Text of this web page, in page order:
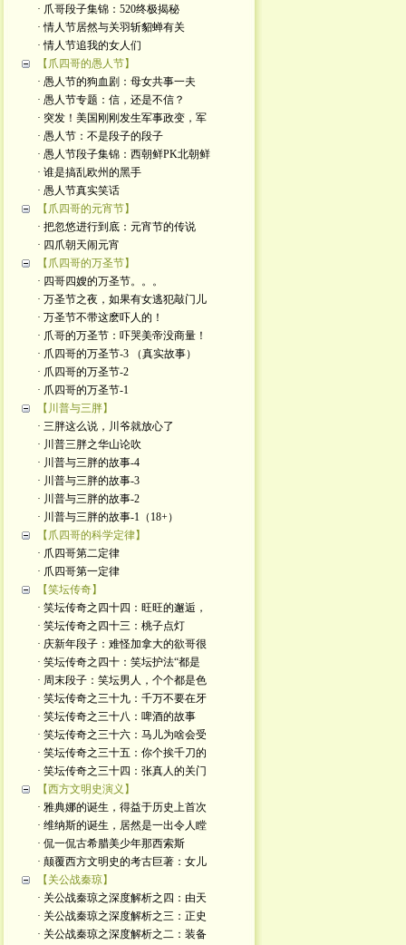
· 爪哥段子集锦：520终极揭秘
· 情人节居然与关羽斩貂蝉有关
· 情人节追我的女人们
【爪四哥的愚人节】
· 愚人节的狗血剧：母女共事一夫
· 愚人节专题：信，还是不信？
· 突发！美国刚刚发生军事政变，军
· 愚人节：不是段子的段子
· 愚人节段子集锦：西朝鲜PK北朝鲜
· 谁是搞乱欧州的黑手
· 愚人节真实笑话
【爪四哥的元宵节】
· 把忽悠进行到底：元宵节的传说
· 四爪朝天闹元宵
【爪四哥的万圣节】
· 四哥四嫂的万圣节。。。
· 万圣节之夜，如果有女逃犯敲门儿
· 万圣节不带这麽吓人的！
· 爪哥的万圣节：吓哭美帝没商量！
· 爪四哥的万圣节-3 （真实故事）
· 爪四哥的万圣节-2
· 爪四哥的万圣节-1
【川普与三胖】
· 三胖这么说，川爷就放心了
· 川普三胖之华山论吹
· 川普与三胖的故事-4
· 川普与三胖的故事-3
· 川普与三胖的故事-2
· 川普与三胖的故事-1（18+）
【爪四哥的科学定律】
· 爪四哥第二定律
· 爪四哥第一定律
【笑坛传奇】
· 笑坛传奇之四十四：旺旺的邂逅，
· 笑坛传奇之四十三：桃子点灯
· 庆新年段子：难怪加拿大的欲哥很
· 笑坛传奇之四十：笑坛护法“都是
· 周末段子：笑坛男人，个个都是色
· 笑坛传奇之三十九：千万不要在牙
· 笑坛传奇之三十八：啤酒的故事
· 笑坛传奇之三十六：马儿为啥会受
· 笑坛传奇之三十五：你个挨千刀的
· 笑坛传奇之三十四：张真人的关门
【西方文明史演义】
· 雅典娜的诞生，得益于历史上首次
· 维纳斯的诞生，居然是一出令人瞠
· 侃一侃古希腊美少年那西索斯
· 颠覆西方文明史的考古巨著：女儿
【关公战秦琼】
· 关公战秦琼之深度解析之四：由天
· 关公战秦琼之深度解析之三：正史
· 关公战秦琼之深度解析之二：装备